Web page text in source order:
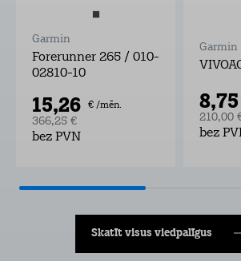
Garmin
Forerunner 265 / 010-
02810-10
15,26 € /mēn.
366,25 €
bez PVN
Garmin
8,75
210,00
bez
Skatīt visus viedpalīgus